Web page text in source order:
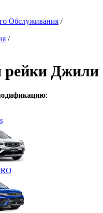
Обслуживания /
/
рейки Джили
: